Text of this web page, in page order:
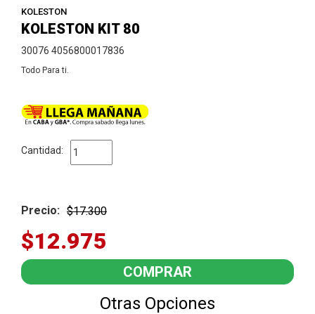
KOLESTON
KOLESTON KIT 80
30076 4056800017836
Todo Para ti.
Cantidad:
Precio: $17.300
$12.975
Otras Opciones